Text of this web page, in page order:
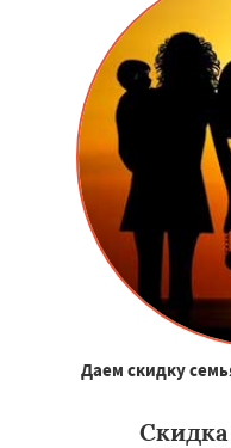
Даем скидку